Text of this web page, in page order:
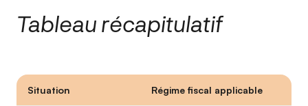
Tableau récapitulatif
Situation Régime fiscal applicable